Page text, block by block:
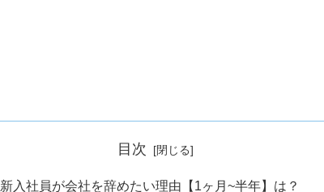
目次
新入社員が会社を辞めたい理由【1ヶ月~半年】は？